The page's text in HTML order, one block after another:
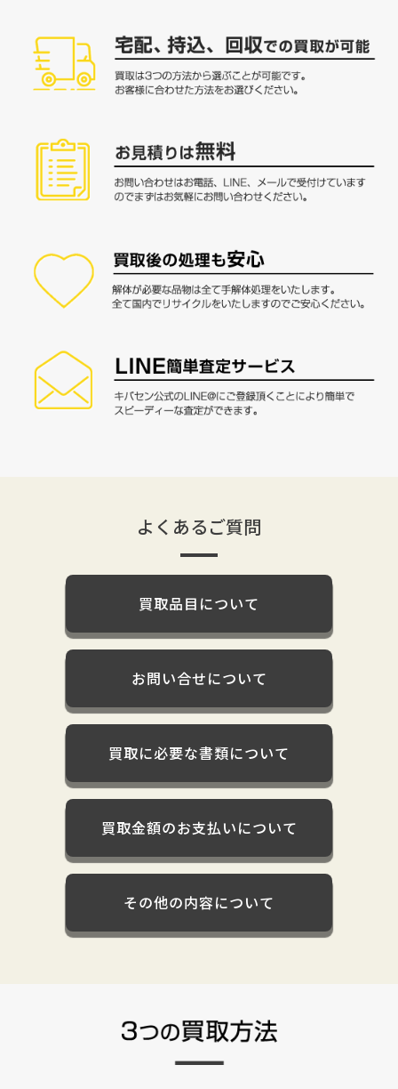
よくあるご質問
買取品目について
お問い合せについて
買取に必要な書類について
買取金額のお支払いについて
その他の内容について